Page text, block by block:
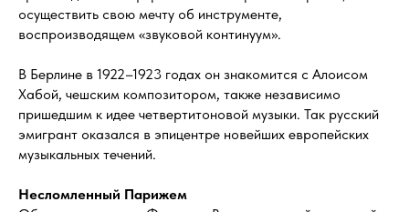
осуществить свою мечту об инструменте,
воспроизводящем «звуковой континуум».
В Берлине в 1922–1923 годах он знакомится с Алоисом
Хабой, чешским композитором, также независимо
пришедшим к идее четвертитоновой музыки. Так русский
эмигрант оказался в эпицентре новейших европейских
музыкальных течений.
Несломленный Парижем